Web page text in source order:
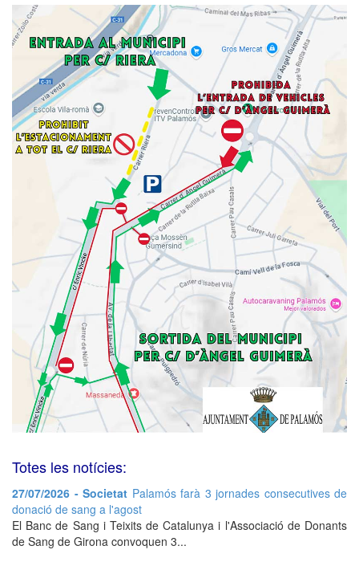
Totes les notícies:
27/07/2026 - Societat Palamós farà 3 jornades consecutives de
donació de sang a l'agost
El Banc de Sang i Teixits de Catalunya i l'Associació de Donants
de Sang de Girona convoquen 3...